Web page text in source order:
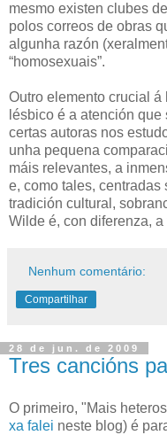
mesmo existen clubes
polos correos de obras
algunha razón
“homosexuais”.
Outro elemento crucial
lésbico é a atención
certas autoras nos
unha pequena
máis relevantes, a
e, como tales, centradas
tradición cultural,
Wilde é, con diferenza,
Nenhum comentário:
Compartilhar
28 de jun. de 2009
Tres cancións
O primeiro, "Mais
xa falei neste blog) é